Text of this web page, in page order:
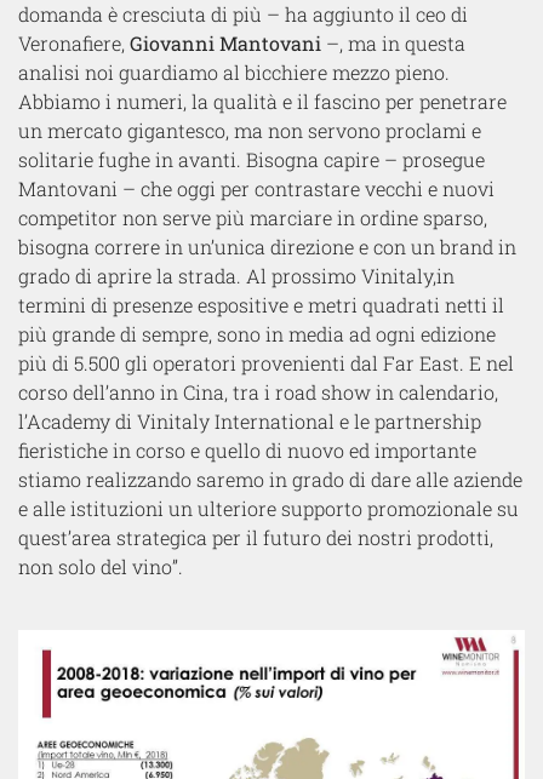
domanda è cresciuta di più – ha aggiunto il ceo di
Veronafiere,Giovanni Mantovani –, ma in questa
analisi noi guardiamo al bicchiere mezzo pieno.
Abbiamo i numeri, la qualità e il fascino per penetrare
un mercato gigantesco, ma non servono proclami e
solitarie fughe in avanti. Bisogna capire – prosegue
Mantovani – che oggi per contrastare vecchi e nuovi
competitor non serve più marciare in ordine sparso,
bisogna correre in un’unica direzione e con un brand in
grado di aprire la strada. Al prossimo Vinitaly,in
termini di presenze espositive e metri quadrati netti il
più grande di sempre, sono in media ad ogni edizione
più di 5.500 gli operatori provenienti dal Far East. E nel
corso dell’anno in Cina, tra i road show in calendario,
l’Academy di Vinitaly International e le partnership
fieristiche in corso e quello di nuovo ed importante
stiamo realizzando saremo in grado di dare alle aziende
e alle istituzioni un ulteriore supporto promozionale su
quest’area strategica per il futuro dei nostri prodotti,
non solo del vino”.